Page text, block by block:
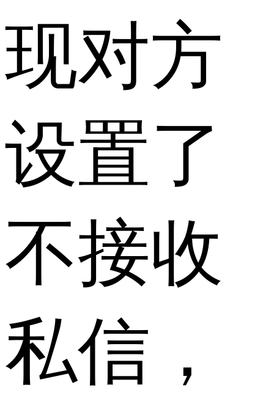
现对方
设置了
不接收
私信，